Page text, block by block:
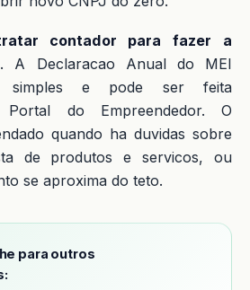
contador para fazer a
A Declaracao Anual do MEI
simples e pode ser feita
Portal do Empreendedor. O
quando ha duvidas sobre
de produtos e servicos, ou
se aproxima do teto.
para outros